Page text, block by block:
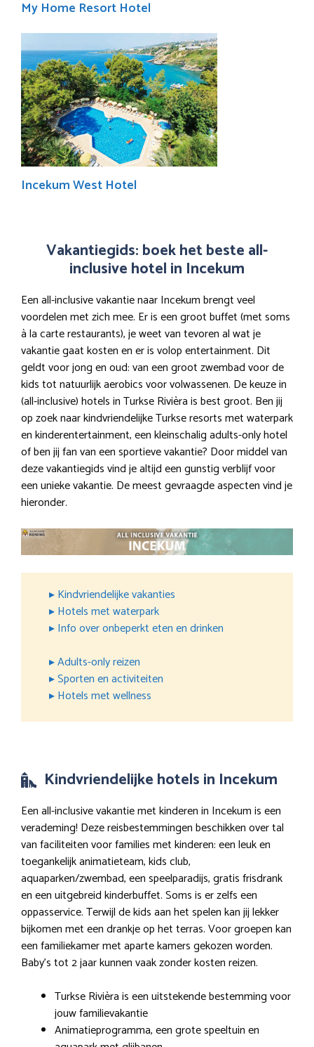
My Home Resort Hotel
Incekum West Hotel
Vakantiegids: boek het beste all-
inclusive hotel in Incekum
Een all-inclusive vakantie naar Incekum brengt veel
voordelen met zich mee. Er is een groot buffet (met soms
à la carte restaurants), je weet van tevoren al wat je
vakantie gaat kosten en er is volop entertainment. Dit
geldt voor jong en oud: van een groot zwembad voor de
kids tot natuurlijk aerobics voor volwassenen. De keuze in
(all-inclusive) hotels in Turkse Rivièra is best groot. Ben jij
op zoek naar kindvriendelijke Turkse resorts met waterpark
en kinderentertainment, een kleinschalig adults-only hotel
of ben jij fan van een sportieve vakantie? Door middel van
deze vakantiegids vind je altijd een gunstig verblijf voor
een unieke vakantie. De meest gevraagde aspecten vind je
hieronder.
▸ Kindvriendelijke vakanties
▸ Hotels met waterpark
▸ Info over onbeperkt eten en drinken
▸ Adults-only reizen
▸ Sporten en activiteiten
▸ Hotels met wellness
Kindvriendelijke hotels in Incekum
Een all-inclusive vakantie met kinderen in Incekum is een
verademing! Deze reisbestemmingen beschikken over tal
van faciliteiten voor families met kinderen: een leuk en
toegankelijk animatieteam, kids club,
aquaparken/zwembad, een speelparadijs, gratis frisdrank
en een uitgebreid kinderbuffet. Soms is er zelfs een
oppasservice. Terwijl de kids aan het spelen kan jij lekker
bijkomen met een drankje op het terras. Voor groepen kan
een familiekamer met aparte kamers gekozen worden.
Baby’s tot 2 jaar kunnen vaak zonder kosten reizen.
Turkse Rivièra is een uitstekende bestemming voor
jouw familievakantie
Animatieprogramma, een grote speeltuin en